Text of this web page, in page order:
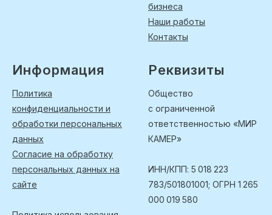
бизнеса
Наши работы
Контакты
Информация
Политика
конфиденциальности и
обработки персональных
данных
Согласие на обработку
персональных данных на
сайте
Реквизиты
Общество
с ограниченной
ответственностью «МИР
КАМЕР»
ИНН/КПП: 5 018 223
783/501801001; ОГРН 1 265
000 019 580